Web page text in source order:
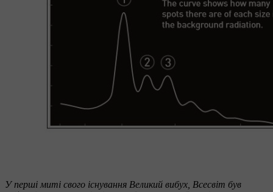
У перші миті свого існування Великий вибух, Всесвіт був